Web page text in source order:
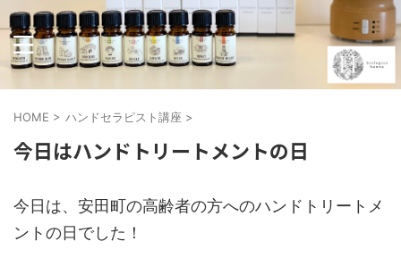
HOME > ハンドセラピスト講座 >
今日はハンドトリートメントの日
今日は、安田町の高齢者の方へのハンドトリートメ
ントの日でした！